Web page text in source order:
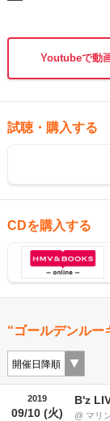
Youtubeで動
試聴・購入する
CDを購入する
“ゴールデンルー
2019
09/10 (火)
B'z
@ マリ